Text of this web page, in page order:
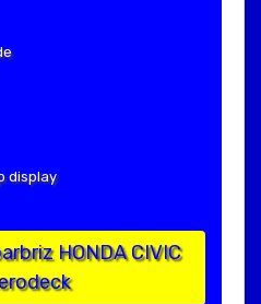
display
HONDA CIVIC